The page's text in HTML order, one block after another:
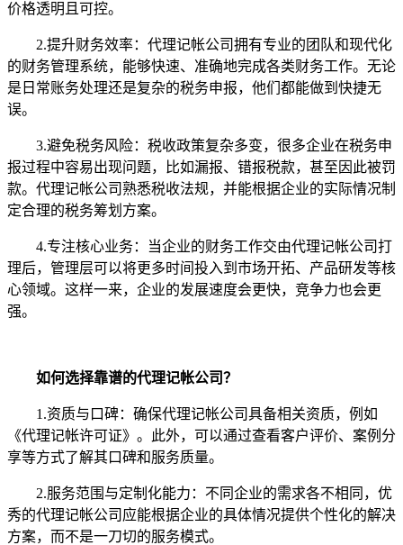
价格透明且可控。
2.提升财务效率：代理记帐公司拥有专业的团队和现代化
的财务管理系统，能够快速、准确地完成各类财务工作。无论
是日常账务处理还是复杂的税务申报，他们都能做到快捷无
误。
3.避免税务风险：税收政策复杂多变，很多企业在税务申
报过程中容易出现问题，比如漏报、错报税款，甚至因此被罚
款。代理记帐公司熟悉税收法规，并能根据企业的实际情况制
定合理的税务筹划方案。
4.专注核心业务：当企业的财务工作交由代理记帐公司打
理后，管理层可以将更多时间投入到市场开拓、产品研发等核
心领域。这样一来，企业的发展速度会更快，竞争力也会更
强。
如何选择靠谱的代理记帐公司？
1.资质与口碑：确保代理记帐公司具备相关资质，例如
《代理记帐许可证》。此外，可以通过查看客户评价、案例分
享等方式了解其口碑和服务质量。
2.服务范围与定制化能力：不同企业的需求各不相同，优
秀的代理记帐公司应能根据企业的具体情况提供个性化的解决
方案，而不是一刀切的服务模式。